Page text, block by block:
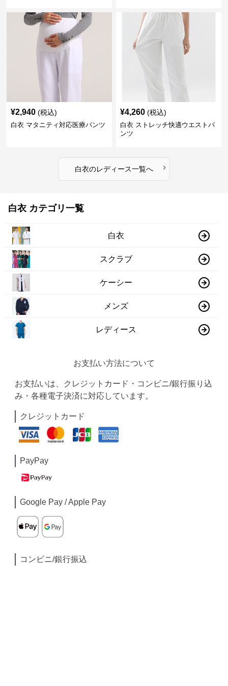
¥2,940 (税込)
白衣 マタニティ対応医療パンツ
¥4,260 (税込)
白衣 ストレッチ快適ウエストパ
ンツ
白衣のレディース一覧へ ›
白衣 カテゴリ一覧
白衣
スクラブ
ケーシー
メンズ
レディース
お支払い方法について
お支払いは、クレジットカード・コンビニ/銀行振り込
み・各種電子決済に対応しています。
クレジットカード
PayPay
Google Pay / Apple Pay
コンビニ/銀行振込